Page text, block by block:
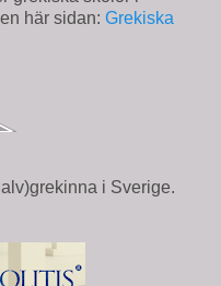
här sidan: Grekiska
i Sverige.